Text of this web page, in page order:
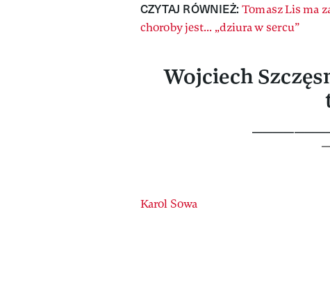
CZYTAJ RÓWNIEŻ:Tomasz Lis ma
choroby jest... „dziura w sercu”
Wojciech
Authors
Karol Sowa